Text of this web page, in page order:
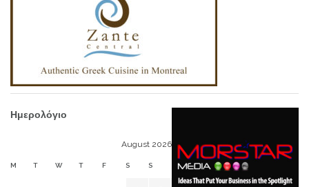
Ημερολόγιο
August 2026
M T W T F S S